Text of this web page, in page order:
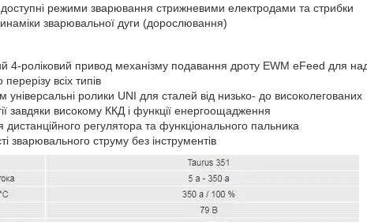
доступні режими зварювання стрижневими електродами та стрибки
зварювальної дуги (дорослювання)
4-роліковий привод механізму подавання дроту EWM eFeed для
всіх типів
ролики UNI для сталей від низько- до високолегованих
завдяки високому ККД і функції енергоощадження
дистанційного регулятора та функціонального пальника
зварювального струму без інструментів